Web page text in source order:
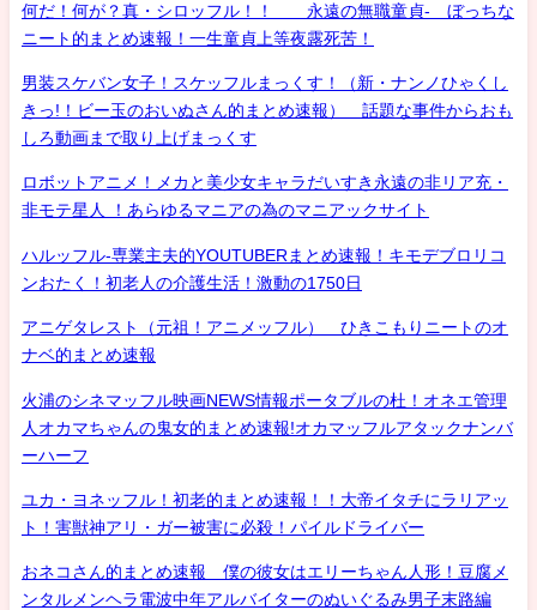
何だ！何が？真・シロッフル！！ 永遠の無職童貞- ぼっちな
ニート的まとめ速報！一生童貞上等夜露死苦！
男装スケバン女子！スケッフルまっくす！（新・ナンノひゃくし
きっ!！ビー玉のおいぬさん的まとめ速報） 話題な事件からおも
しろ動画まで取り上げまっくす
ロボットアニメ！メカと美少女キャラだいすき永遠の非リア充・
非モテ星人 ！あらゆるマニアの為のマニアックサイト
ハルッフル-専業主夫的YOUTUBERまとめ速報！キモデブロリコ
ンおたく！初老人の介護生活！激動の1750日
アニゲタレスト（元祖！アニメッフル） ひきこもりニートのオ
ナベ的まとめ速報
火浦のシネマッフル映画NEWS情報ポータブルの杜！オネエ管理
人オカマちゃんの鬼女的まとめ速報!オカマッフルアタックナンバ
ーハーフ
ユカ・ヨネッフル！初老的まとめ速報！！大帝イタチにラリアッ
ト！害獣神アリ・ガー被害に必殺！パイルドライバー
おネコさん的まとめ速報 僕の彼女はエリーちゃん人形！豆腐メ
ンタルメンヘラ電波中年アルバイターのぬいぐるみ男子末路編